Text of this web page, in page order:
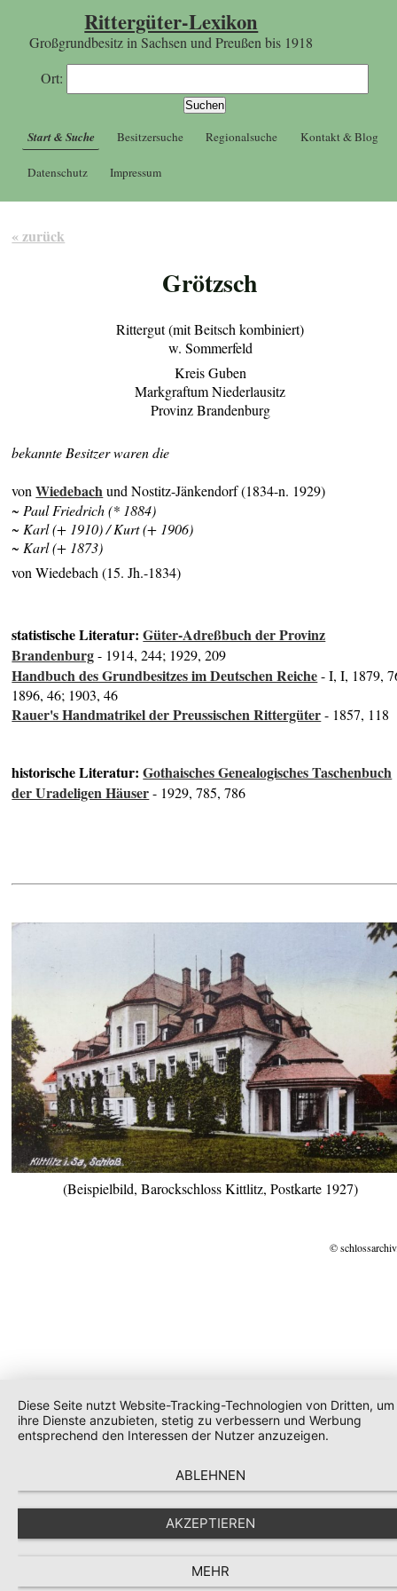
Rittergüter-Lexikon
Großgrundbesitz in Sachsen und Preußen bis 1918
Ort:
Start & Suche Besitzersuche Regionalsuche Kontakt & Blog
Datenschutz Impressum
« zurück
Grötzsch
Rittergut (mit Beitsch kombiniert)
w. Sommerfeld
Kreis Guben
Markgraftum Niederlausitz
Provinz Brandenburg
bekannte Besitzer waren die
vonWiedebachund Nostitz-Jänkendorf (1834-n. 1929)
~ Paul Friedrich (* 1884)
~ Karl (+ 1910) / Kurt (+ 1906)
~ Karl (+ 1873)
von Wiedebach (15. Jh.-1834)
statistische Literatur:Güter-Adreßbuch der Provinz
Brandenburg- 1914, 244; 1929, 209
Handbuch des Grundbesitzes im Deutschen Reiche- I, I, 1879,
1896, 46; 1903, 46
Rauer's Handmatrikel der Preussischen Rittergüter- 1857, 118
historische Literatur:Gothaisches Genealogisches Taschenbuch
der Uradeligen Häuser- 1929, 785, 786
(Beispielbild, Barockschloss Kittlitz, Postkarte 1927)
©
Diese Seite nutzt Website-Tracking-Technologien von Dritten, um
ihre Dienste anzubieten, stetig zu verbessern und Werbung
entsprechend den Interessen der Nutzer anzuzeigen.
ABLEHNEN
AKZEPTIEREN
MEHR